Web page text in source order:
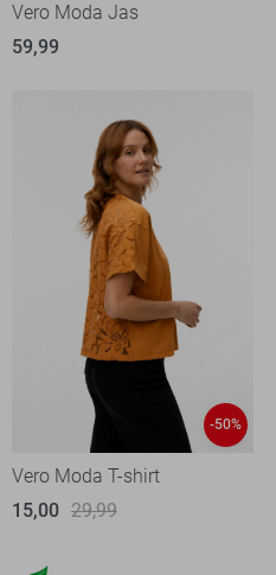
Vero Moda Jas
59,99
-50%
Vero Moda T-shirt
15,00 29,99